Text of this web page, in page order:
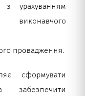
з урахуванням
провадження.
сформувати
забезпечити